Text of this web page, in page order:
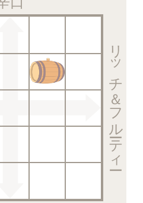
リッチ＆フルーティー